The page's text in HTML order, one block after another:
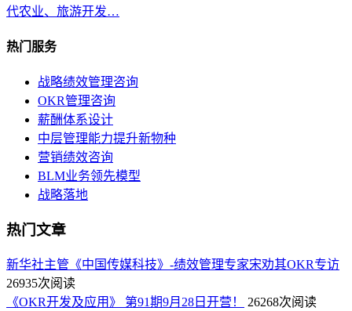
代农业、旅游开发…
热门服务
战略绩效管理咨询
OKR管理咨询
薪酬体系设计
中层管理能力提升新物种
营销绩效咨询
BLM业务领先模型
战略落地
热门文章
新华社主管《中国传媒科技》-绩效管理专家宋劝其OKR专访
26935次阅读
《OKR开发及应用》 第91期9月28日开营！
26268次阅读